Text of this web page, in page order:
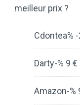
meilleur prix ?
Cdontea%
Darty-% 9
Amazon-%